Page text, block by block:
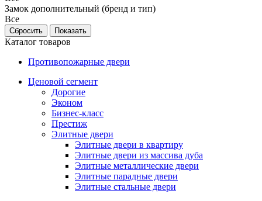
Замок дополнительный (бренд и тип)
Все
Каталог товаров
Противопожарные двери
Ценовой сегмент
Дорогие
Эконом
Бизнес-класс
Престиж
Элитные двери
Элитные двери в квартиру
Элитные двери из массива дуба
Элитные металлические двери
Элитные парадные двери
Элитные стальные двери